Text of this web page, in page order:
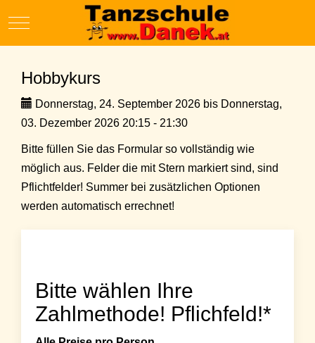
Mobile Menu Toggle
Hobbykurs
Donnerstag, 24. September 2026 bis Donnerstag,
03. Dezember 2026 20:15 - 21:30
Bitte füllen Sie das Formular so vollständig wie
möglich aus. Felder die mit Stern markiert sind, sind
Pflichtfelder! Summer bei zusätzlichen Optionen
werden automatisch errechnet!
Bitte wählen Ihre
Zahlmethode! Pflichfeld!*